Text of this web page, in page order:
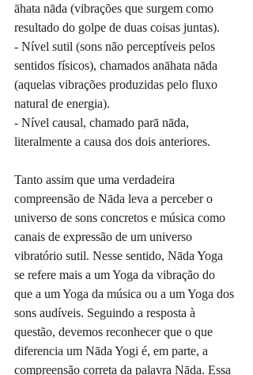
āhata nāda (vibrações que surgem como
resultado do golpe de duas coisas juntas).
- Nível sutil (sons não perceptíveis pelos
sentidos físicos), chamados anāhata nāda
(aquelas vibrações produzidas pelo fluxo
natural de energia).
- Nível causal, chamado parā nāda,
literalmente a causa dos dois anteriores.
Tanto assim que uma verdadeira
compreensão de Nāda leva a perceber o
universo de sons concretos e música como
canais de expressão de um universo
vibratório sutil. Nesse sentido, Nāda Yoga
se refere mais a um Yoga da vibração do
que a um Yoga da música ou a um Yoga dos
sons audíveis. Seguindo a resposta à
questão, devemos reconhecer que o que
diferencia um Nāda Yogi é, em parte, a
compreensão correta da palavra Nāda. Essa